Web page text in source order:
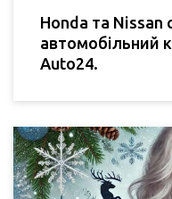
Honda та Nissan
автомобільний
Auto24.